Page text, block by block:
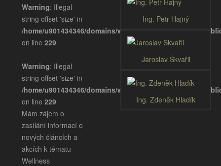
Warning: Illegal
string offset 'size' in
/home/u901434346/domains/wellnessgastronomie.eu/
on line 229
Warning: Illegal
string offset 'size' in
/home/u901434346/domains/wellnessgastronomie.eu/
on line 229
Mám zájem o
zasílání informací o
nových článcích a
akcích k tématu
Wellness
Ing. Petr Hajný
Jaroslav Škvařil
Ing. Zdeněk Hladík